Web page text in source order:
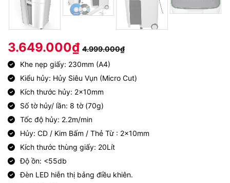
3.649.000₫ 4.999.000₫
Khe nẹp giấy: 230mm (A4)
Kiểu hủy: Hủy Siêu Vụn (Micro Cut)
Kích thước hủy: 2x10mm
Số tờ hủy/ lần: 8 tờ (70g)
Tốc độ hủy: 2.2m/min
Hủy: CD / Kim Bấm / Thẻ Từ : 2x10mm
Kích thước thùng giấy: 20Lít
Độ ồn: <55db
Đèn LED hiễn thị bảng điều khiên.